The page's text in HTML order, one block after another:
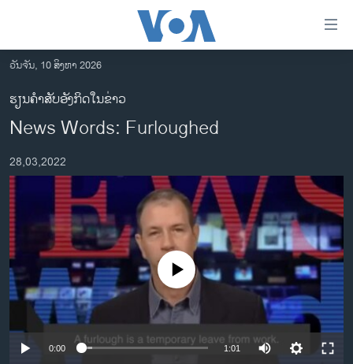
ເຂົ້າ
ຫາ
ຂ້າມ
ຂ້າມ
ໄປ
ຫາ
ຊອກ
ຄົ້ນ
ລາວ
ອາເມຣິກາ
ການເລືອກຕັ້ງ ປະທານາທີບໍດີ ສະຫະລັດ 2024
ຂ່າວ​ຈີນ
ໂລກ
ເອເຊຍ
ອິດສະຫຼະພາບດ້ານການຂ່າວ
ຊີວິດຊາວລາວ
ຊຸມຊົນຊາວລາວ
ວັນຈັນ, 10 ສິງຫາ 2026
ຮຽນຄຳສັບອັງກິດໃນຂ່າວ
News Words: Furloughed
28,03,2022
No media source currently available
0:00 1:01